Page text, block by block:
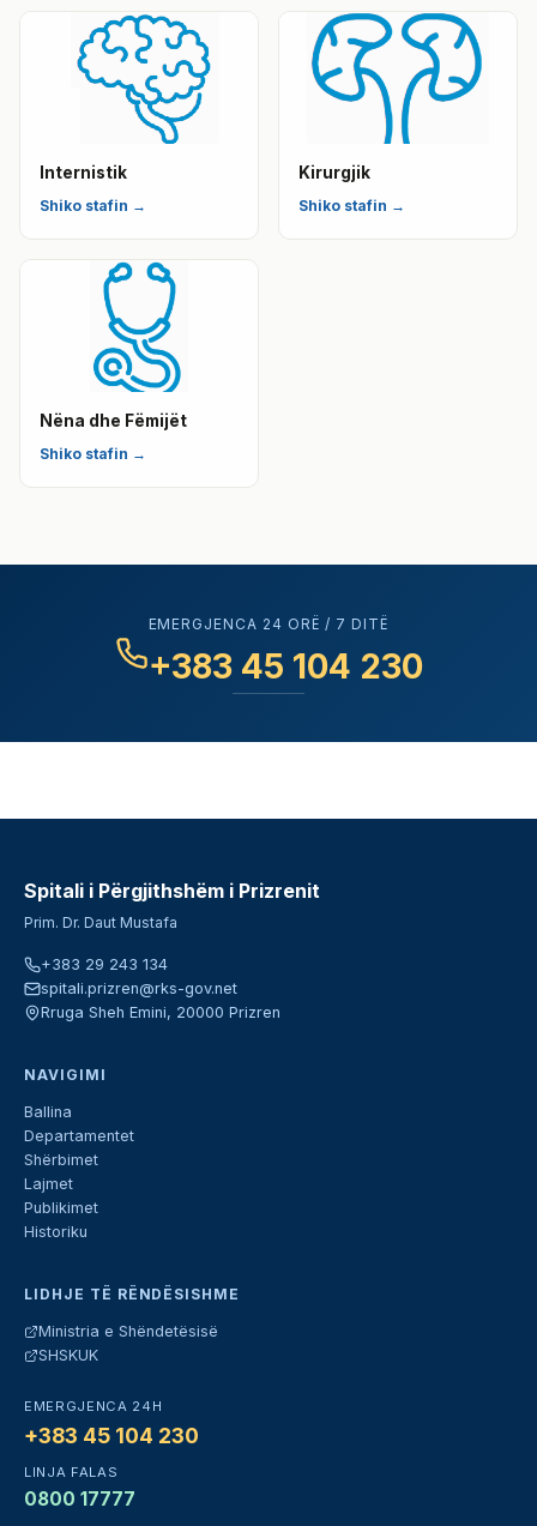
Internistik
Shiko stafin →
Kirurgjik
Shiko stafin →
Nëna dhe Fëmijët
Shiko stafin →
EMERGJENCA 24 ORË / 7 DITË
+383 45 104 230
Spitali i Përgjithshëm i Prizrenit
Prim. Dr. Daut Mustafa
+383 29 243 134
spitali.prizren@rks-gov.net
Rruga Sheh Emini, 20000 Prizren
NAVIGIMI
Ballina
Departamentet
Shërbimet
Lajmet
Publikimet
Historiku
LIDHJE TË RËNDËSISHME
Ministria e Shëndetësisë
SHSKUK
EMERGJENCA 24H
+383 45 104 230
LINJA FALAS
0800 17777